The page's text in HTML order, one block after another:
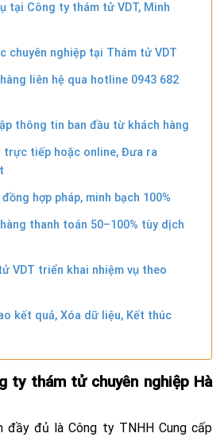
tại Công ty thám tử VDT, Minh
chuyên nghiệp tại Thám tử VDT
liên hệ qua hotline 0943 682
thông tin ban đầu từ khách hàng
trực tiếp hoặc online, Đưa ra
hợp pháp, minh bạch 100%
thanh toán 50–100% tùy dịch
VDT triển khai nhiệm vụ theo
kết quả, Xóa dữ liệu, Kết thúc
ty thám tử chuyên nghiệp Hà
đủ là Công ty TNHH Cung cấp